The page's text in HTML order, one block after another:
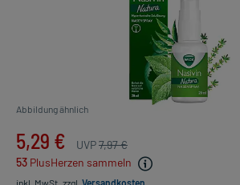
Abbildung ähnlich
5,29 € UVP7,97 €
53 PlusHerzen sammeln
inkl. MwSt. zzgl. Versandkosten